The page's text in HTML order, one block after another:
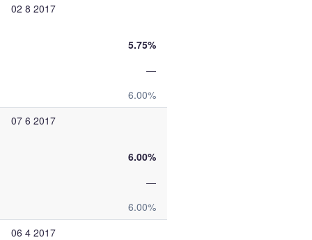
02 8 2017
5.75%
—
6.00%
07 6 2017
6.00%
—
6.00%
06 4 2017